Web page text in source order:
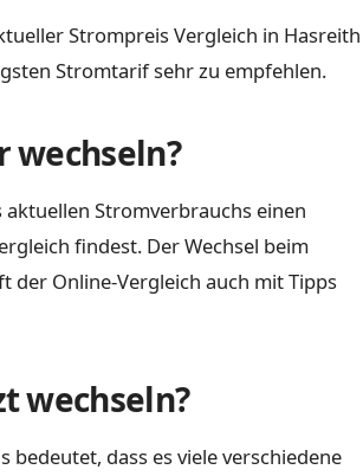
Strompreis Vergleich in Hasreith
Stromtarif sehr zu empfehlen.
wechseln?
Stromverbrauchs einen
findest. Der Wechsel beim
der Online-Vergleich auch mit Tipps
wechseln?
dass es viele verschiedene